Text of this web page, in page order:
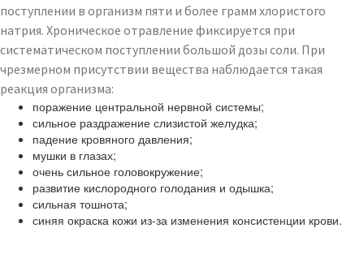
поступлении в организм пяти и более грамм хлористого
натрия. Хроническое отравление фиксируется при
систематическом поступлении большой дозы соли. При
чрезмерном присутствии вещества наблюдается такая
реакция организма:
поражение центральной нервной системы;
сильное раздражение слизистой желудка;
падение кровяного давления;
мушки в глазах;
очень сильное головокружение;
развитие кислородного голодания и одышка;
сильная тошнота;
синяя окраска кожи из-за изменения консистенции крови.